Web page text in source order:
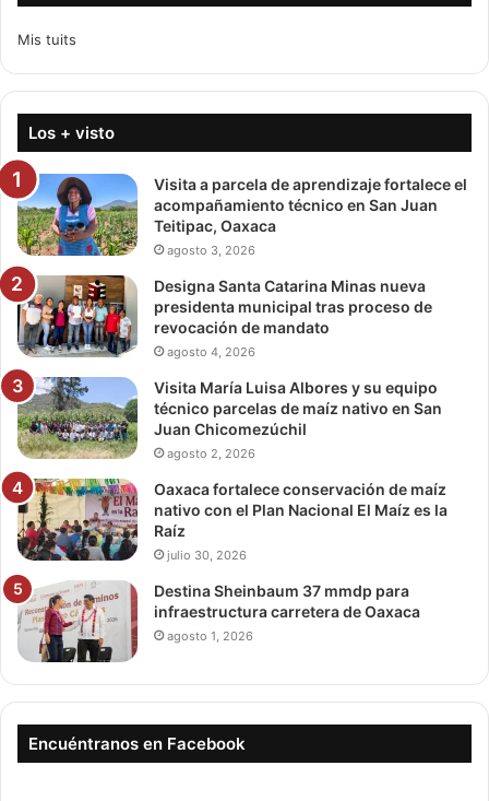
Mis tuits
Los + visto
Visita a parcela de aprendizaje fortalece el
acompañamiento técnico en San Juan
Teitipac, Oaxaca
agosto 3, 2026
Designa Santa Catarina Minas nueva
presidenta municipal tras proceso de
revocación de mandato
agosto 4, 2026
Visita María Luisa Albores y su equipo
técnico parcelas de maíz nativo en San
Juan Chicomezúchil
agosto 2, 2026
Oaxaca fortalece conservación de maíz
nativo con el Plan Nacional El Maíz es la
Raíz
julio 30, 2026
Destina Sheinbaum 37 mmdp para
infraestructura carretera de Oaxaca
agosto 1, 2026
Encuéntranos en Facebook